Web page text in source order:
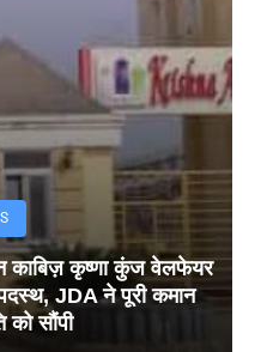
काबिज़ कृष्णा कुंज वेलफेयर
JDA ने पूरी कमान
को सौंपी